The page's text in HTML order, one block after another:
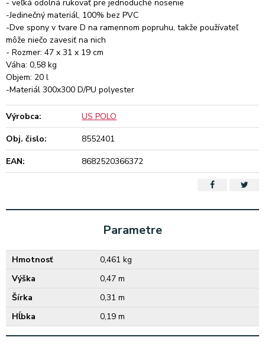
- veľká odolná rukoväť pre jednoduché nosenie
-Jedinečný materiál, 100% bez PVC
-Dve spony v tvare D na ramennom popruhu, takže používateľ
môže niečo zavesiť na nich
- Rozmer: 47 x 31 x 19 cm
Váha: 0,58 kg
Objem: 20 l
-Materiál 300x300 D/PU polyester
Výrobca:
US POLO
Obj. čislo:
8552401
EAN:
8682520366372
Parametre
Hmotnosť
0,461 kg
Výška
0,47 m
Šírka
0,31 m
Hĺbka
0,19 m